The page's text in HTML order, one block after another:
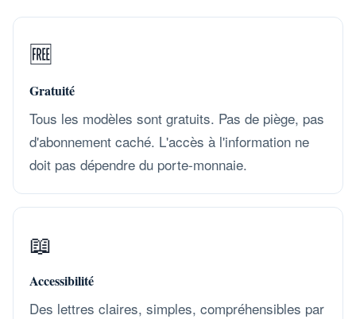
🆓
Gratuité
Tous les modèles sont gratuits. Pas de piège, pas
d'abonnement caché. L'accès à l'information ne
doit pas dépendre du porte-monnaie.
📖
Accessibilité
Des lettres claires, simples, compréhensibles par